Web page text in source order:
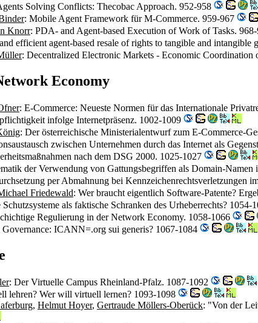
Solving Conflicts: Thecobac Approach. 952-958
: Mobile Agent Framework für M-Commerce. 959-967
Knorr: PDA- and Agent-based Execution of Work of Tasks. 968-
efficient agent-based resale of rights to tangible and intangible
: Decentralized Electronic Markets - Economic
Economy
: E-Commerce: Neueste Normen für das Internationale
infolge Internetpräsenz. 1002-1009
: Der österreichische Ministerialentwurf zum E-Commerce-
zwischen Unternehmen durch das Internet als
nach dem DSG 2000. 1025-1027
der Verwendung von Gattungsbegriffen als Domain-Namen
per Abmahnung bei Kennzeichenrechtsverletzungen
Friedewald: Wer braucht eigentlich Software-Patente?
Schutzsysteme als faktische Schranken des Urheberrechts? 1054-
Regulierung in der Network Economy. 1058-1066
Governance: ICANN=.org sui generis? 1067-1084
: Der Virtuelle Campus Rheinland-Pfalz. 1087-1092
lehren? Wer will virtuell lernen? 1093-1098
, Helmut Hoyer, Gertraude Möllers-Oberück: "Von der